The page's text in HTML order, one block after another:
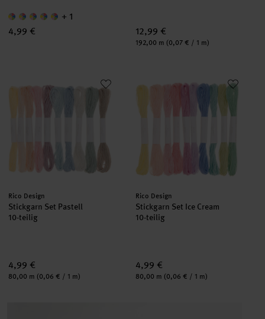
+ 1
4,99 €
12,99 €
Inhalt:
192,00 m (0,07 € / 1 m)
Hersteller:
Rico Design
Stickgarn Set Pastell
10-teilig
4,99 €
Inhalt:
80,00 m (0,06 € / 1 m)
Stickgarn Set Ice Cream
Hersteller:
Rico Design
Stickgarn Set Ice Cream
10-teilig
4,99 €
Inhalt:
80,00 m (0,06 € / 1 m)